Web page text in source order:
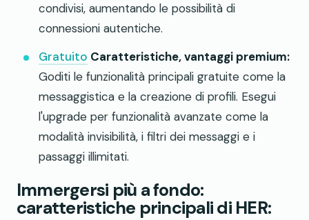
condivisi, aumentando le possibilità di
connessioni autentiche.
Gratuito Caratteristiche, vantaggi premium:
Goditi le funzionalità principali gratuite come la
messaggistica e la creazione di profili. Esegui
l'upgrade per funzionalità avanzate come la
modalità invisibilità, i filtri dei messaggi e i
passaggi illimitati.
Immergersi più a fondo:
caratteristiche principali di HER: